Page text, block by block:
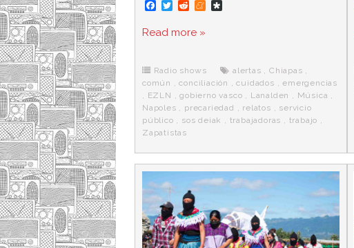
F
c
e
o
k
T
i
t
r
R
d
d
M
e
r
a
Read more »
Radio shows alertas ,Chiapas ,
común ,conciliación ,cuidados ,emergencias
, EZLN ,gobierno vasco , Lanalden , Música ,
Napoles , precariedad , relatos , servicio
público , sos deiak , trabajadoras , trabajo ,
Zapatistas